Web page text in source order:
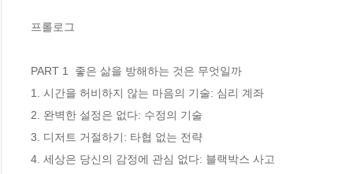
프롤로그
PART 1  좋은 삶을 방해하는 것은 무엇일까
1. 시간을 허비하지 않는 마음의 기술: 심리 계좌
2. 완벽한 설정은 없다: 수정의 기술
3. 디저트 거절하기: 타협 없는 전략
4. 세상은 당신의 감정에 관심 없다: 블랙박스 사고